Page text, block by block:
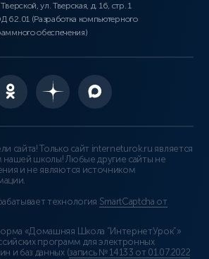
ул. Тверская, д. 16, стр. 1
62.01 (Разработка компьютерного
обеспечения)
сайта! Только сайт interneturok.ru является
нашей школы! Любые другие сайты не
и не являются источником
технология SmartCaptcha от
«Домашняя Школа “ИнтернетУрок”»
программ для электронных
и баз данных (запись № 14133 от 01.07.2022